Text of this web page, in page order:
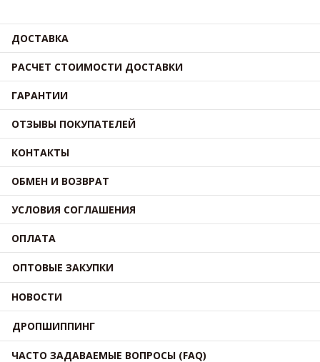
ДОСТАВКА
РАСЧЕТ СТОИМОСТИ ДОСТАВКИ
ГАРАНТИИ
ОТЗЫВЫ ПОКУПАТЕЛЕЙ
КОНТАКТЫ
ОБМЕН И ВОЗВРАТ
УСЛОВИЯ СОГЛАШЕНИЯ
ОПЛАТА
ОПТОВЫЕ ЗАКУПКИ
НОВОСТИ
ДРОПШИППИНГ
ЧАСТО ЗАДАВАЕМЫЕ ВОПРОСЫ (FAQ)